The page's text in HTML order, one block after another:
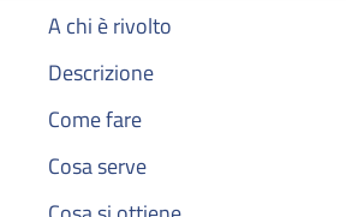
A chi è rivolto
Descrizione
Come fare
Cosa serve